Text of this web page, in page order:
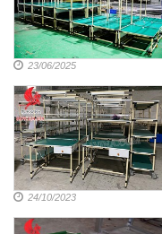
23/06/2025
24/10/2023